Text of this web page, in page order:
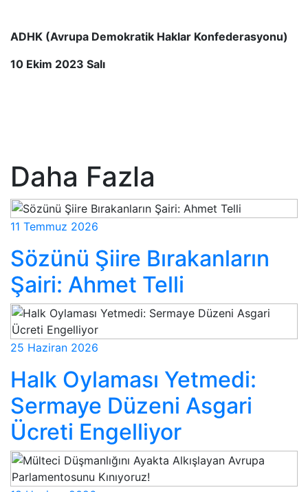
ADHK (Avrupa Demokratik Haklar Konfederasyonu)
10 Ekim 2023 Salı
Daha Fazla
11 Temmuz 2026
Sözünü Şiire Bırakanların
Şairi: Ahmet Telli
25 Haziran 2026
Halk Oylaması Yetmedi:
Sermaye Düzeni Asgari
Ücreti Engelliyor